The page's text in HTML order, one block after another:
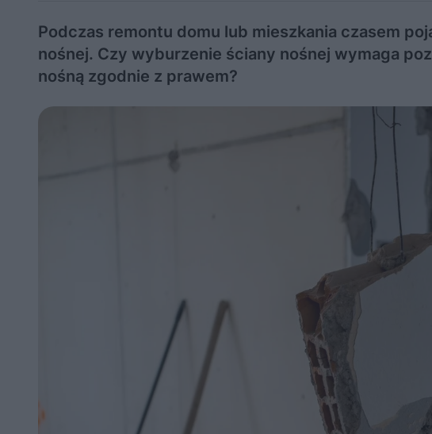
Podczas remontu domu lub mieszkania czasem
nośnej. Czy wyburzenie ściany nośnej wymaga
nośną zgodnie z prawem?